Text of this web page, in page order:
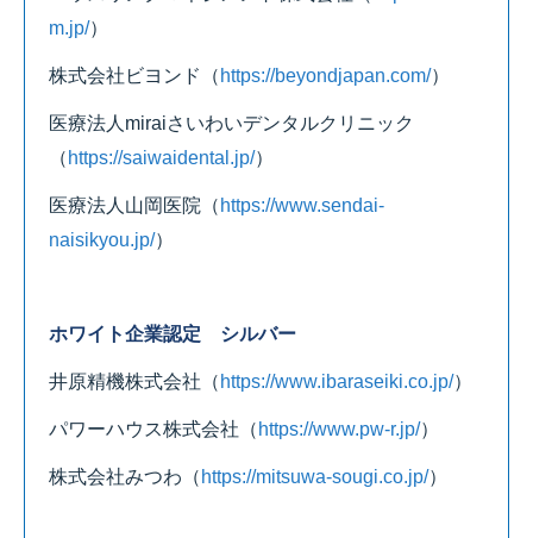
m.jp/）
株式会社ビヨンド （ https://beyondjapan.com/）
医療法人miraiさいわいデンタルクリニック
（ https://saiwaidental.jp/）
医療法人山岡医院 （ https://www.sendai-
naisikyou.jp/）
ホワイト企業認定 シルバー
井原精機株式会社 （ https://www.ibaraseiki.co.jp/）
パワーハウス株式会社 （ https://www.pw-r.jp/）
株式会社みつわ （ https://mitsuwa-sougi.co.jp/）